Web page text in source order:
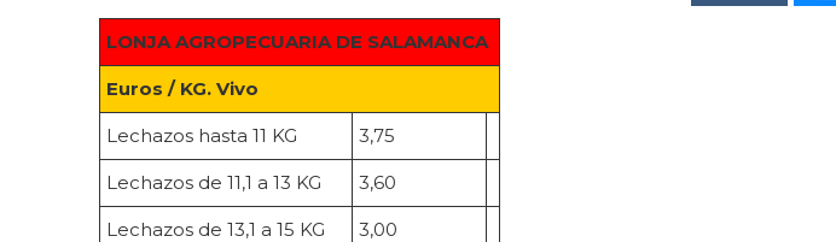
LONJA AGROPECUARIA DE SALAMANCA
Euros / KG. Vivo
Lechazos hasta 11 KG 3,75
Lechazos de 11,1 a 13 KG 3,60
Lechazos de 13,1 a 15 KG 3,00